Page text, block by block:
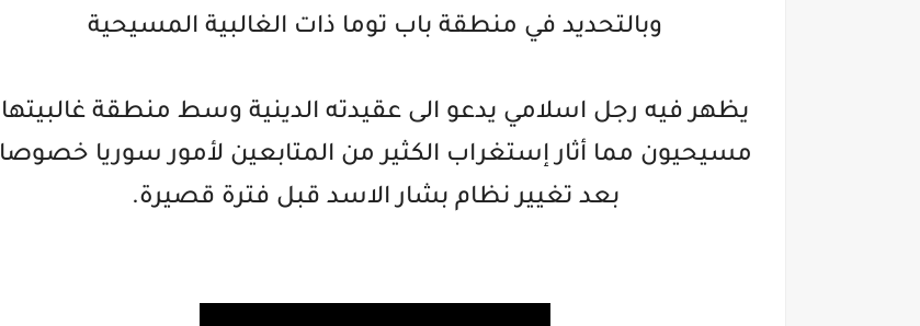
وبالتحديد في منطقة باب توما ذات الغالبية المسيحية
يظهر فيه رجل اسلامي يدعو الى عقيدته الدينية وسط منطقة غالبيتها
مسيحيون مما أثار إستغراب الكثير من المتابعين لأمور سوريا خصوصا
بعد تغيير نظام بشار الاسد قبل فترة قصيرة.